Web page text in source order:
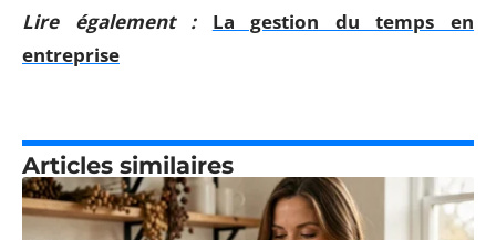
Lire également :
La gestion du temps en
entreprise
Articles similaires